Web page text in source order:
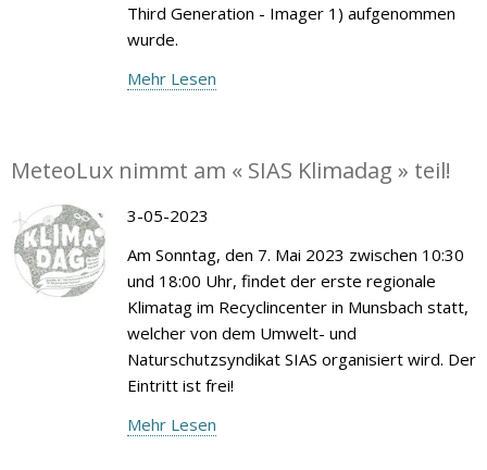
Third Generation - Imager 1) aufgenommen
wurde.
Mehr Lesen
MeteoLux nimmt am « SIAS Klimadag » teil!
3-05-2023
Am Sonntag, den 7. Mai 2023 zwischen 10:30
und 18:00 Uhr, findet der erste regionale
Klimatag im Recyclincenter in Munsbach statt,
welcher von dem Umwelt- und
Naturschutzsyndikat SIAS organisiert wird. Der
Eintritt ist frei!
Mehr Lesen